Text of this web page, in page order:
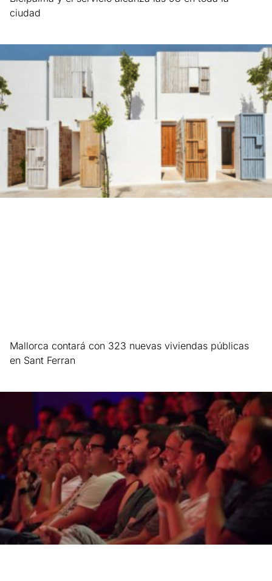
ciudad
Mallorca contará con 323 nuevas viviendas públicas
en Sant Ferran